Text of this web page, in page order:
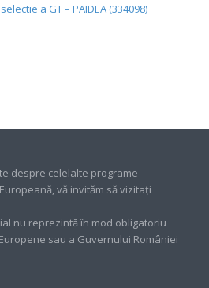
a GT – PAIDEA (334098)
despre celelalte programe
vă invităm să vizitaţi
nu reprezintă în mod obligatoriu
sau a Guvernului României